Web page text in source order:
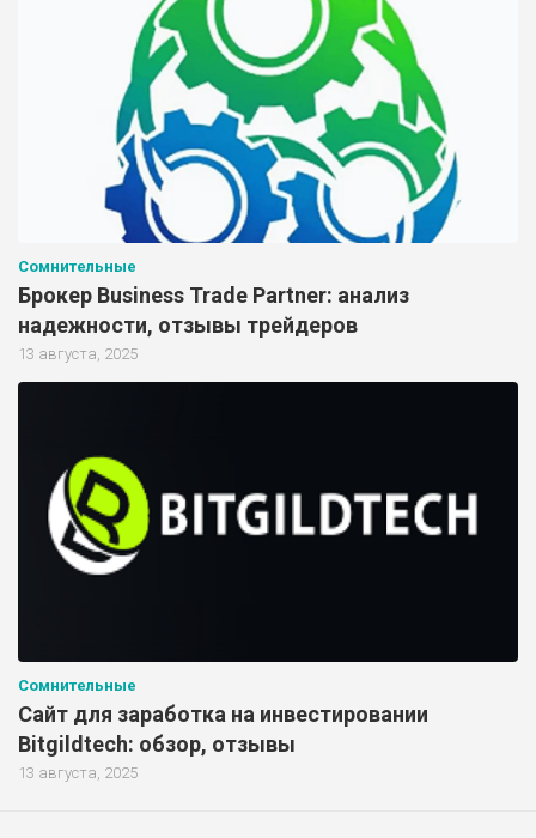
Сомнительные
Брокер Business Trade Partner: анализ
надежности, отзывы трейдеров
13 августа, 2025
Сомнительные
Сайт для заработка на инвестировании
Bitgildtech: обзор, отзывы
13 августа, 2025